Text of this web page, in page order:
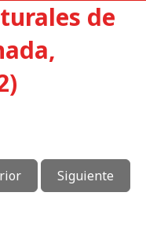
de
Siguiente